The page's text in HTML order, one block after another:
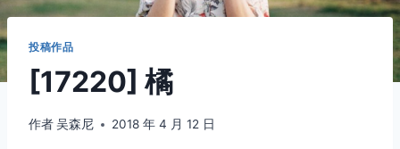
投稿作品
[17220] 橘
作者吴森尼 2018 年 4 月 12 日